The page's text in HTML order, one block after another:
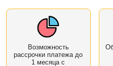
Возможность
рассрочки платежа до
1 месяца с